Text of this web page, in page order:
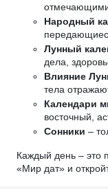
отмечающими
Народный
Лунный
дела,
Влияние
тела
Календари
восточный,
Сонники –
Каждый день – это
«Мир дат» и